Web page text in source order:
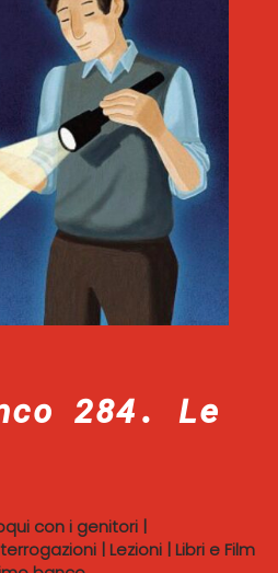
284. Le
con i genitori |
| Lezioni | Libri e Film